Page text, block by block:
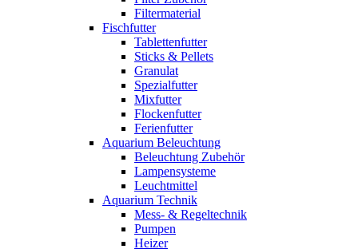
Filtermaterial
Fischfutter
Tablettenfutter
Sticks & Pellets
Granulat
Spezialfutter
Mixfutter
Flockenfutter
Ferienfutter
Aquarium Beleuchtung
Beleuchtung Zubehör
Lampensysteme
Leuchtmittel
Aquarium Technik
Mess- & Regeltechnik
Pumpen
Heizer